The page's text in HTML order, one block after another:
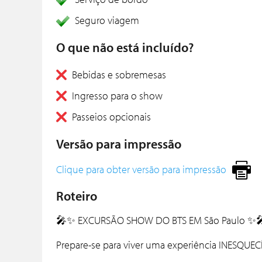
Seguro viagem
O que não está incluído?
Bebidas e sobremesas
Ingresso para o show
Passeios opcionais
Versão para impressão
Clique para obter versão para impressão
Roteiro
🎤✨ EXCURSÃO SHOW DO BTS EM São Paulo
Prepare-se para viver uma experiência